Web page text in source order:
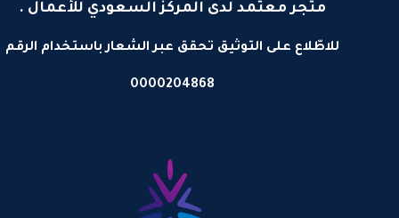
متجر معتمد لدى المركز السعودي للأعمال .
للاطّلاع على التوثيق تحقق عبر الشعار باستخدام الرقم
0000204868